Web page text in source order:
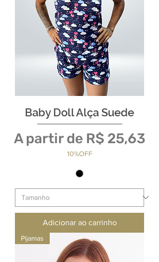
Baby Doll Alça Suede
A partir de R$ 25,63
Preço promocional
10%OFF
Adicionar ao carrinho
Pijamas